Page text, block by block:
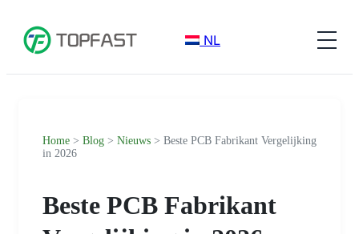
NL
Home > Blog > Nieuws > Beste PCB Fabrikant Vergelijking
in 2026
Beste PCB Fabrikant